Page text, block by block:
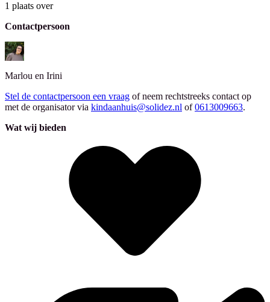
1 plaats over
Contactpersoon
Marlou en Irini
Stel de contactpersoon een vraag of neem rechtstreeks contact op
met de organisator via kindaanhuis@solidez.nl of 0613009663.
Wat wij bieden